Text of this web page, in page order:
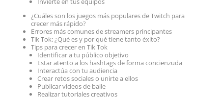
¿Cuáles son los juegos más populares de Twitch para
crecer más rápido?
Errores más comunes de streamers principantes
Tik Tok: ¿Qué es y por qué tiene tanto éxito?
Tips para crecer en Tik Tok
Identificar a tu público objetivo
Estar atento a los hashtags de forma concienzuda
Interactúa con tu audiencia
Crear retos sociales o unirte a ellos
Publicar videos de baile
Realizar tutoriales creativos